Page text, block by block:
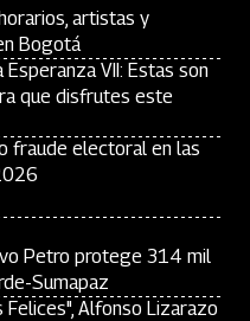
artistas y
Bogotá
VII: Estas son
que disfrutes este
fraude electoral en las
Petro protege 314 mil
Sumapaz
Alfonso Lizarazo